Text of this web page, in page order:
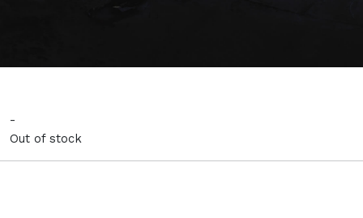
-
Out of stock